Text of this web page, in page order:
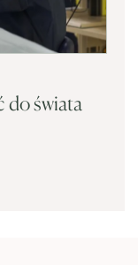
świata